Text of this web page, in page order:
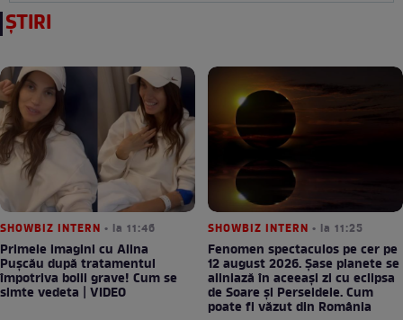
ȘTIRI
SHOWBIZ INTERN • la 11:46
Primele imagini cu Alina
Pușcău după tratamentul
împotriva bolii grave! Cum se
simte vedeta | VIDEO
SHOWBIZ INTERN • la 11:25
Fenomen spectaculos pe cer pe
12 august 2026. Șase planete se
aliniază în aceeași zi cu eclipsa
de Soare și Perseidele. Cum
poate fi văzut din România